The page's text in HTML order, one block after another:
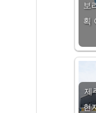
보
획
제
현